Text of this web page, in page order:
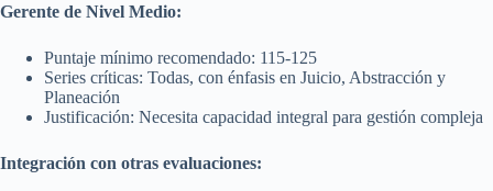
Gerente de Nivel Medio:
Puntaje mínimo recomendado: 115-125
Series críticas: Todas, con énfasis en Juicio, Abstracción y
Planeación
Justificación: Necesita capacidad integral para gestión compleja
Integración con otras evaluaciones: